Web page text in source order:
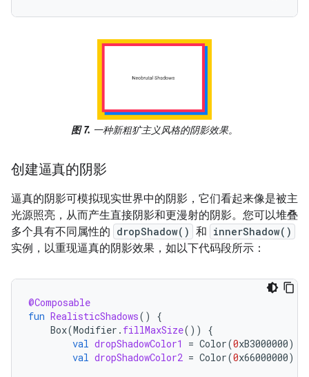
图 7. 一种新粗犷主义风格的阴影效果。
创建逼真的阴影
逼真的阴影可模拟现实世界中的阴影，它们看起来像是被主
光源照亮，从而产生直接阴影和更漫射的阴影。您可以堆叠
多个具有不同属性的 dropShadow() 和 innerShadow()
实例，以重现逼真的阴影效果，如以下代码段所示：
@Composable
fun RealisticShadows()
{
Box(Modifier . fillMaxSize())
{
val dropShadowColor1 = Color(0xB3000000)
val dropShadowColor2 = Color(0x66000000)